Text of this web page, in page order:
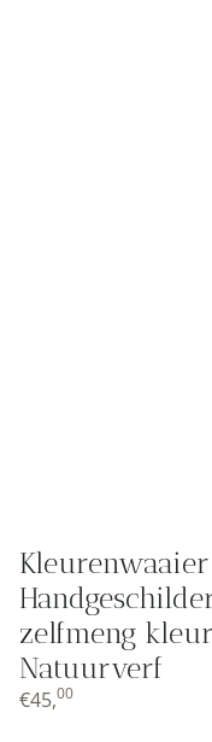
zelfmeng
Natuurverf
€45,00